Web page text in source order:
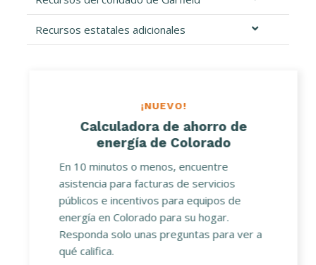
Recursos estatales adicionales
¡NUEVO!
Calculadora de ahorro de
energía de Colorado
En 10 minutos o menos, encuentre
asistencia para facturas de servicios
públicos e incentivos para equipos de
energía en Colorado para su hogar.
Responda solo unas preguntas para ver a
qué califica.